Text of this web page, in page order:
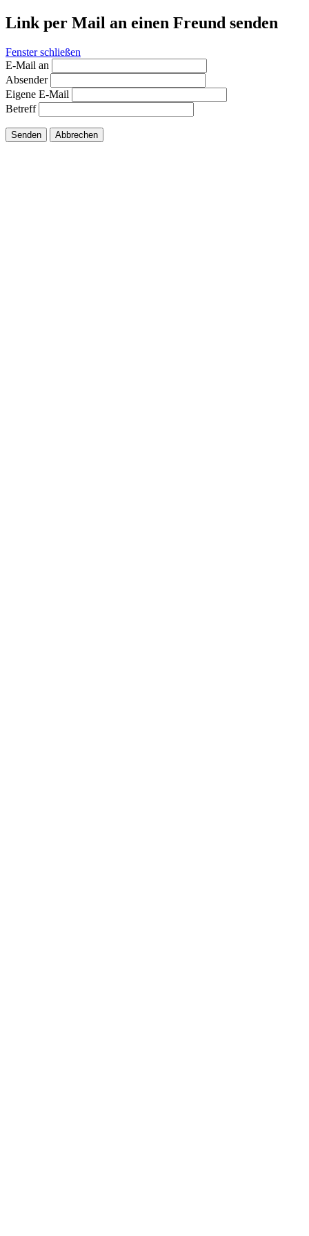
Link per Mail an einen Freund senden
Fenster schließen
E-Mail an
Absender
Eigene E-Mail
Betreff
Senden Abbrechen